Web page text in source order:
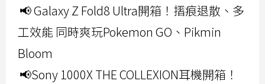
📢 Galaxy Z Fold8 Ultra開箱！摺痕退散、多
工效能 同時爽玩Pokemon GO、Pikmin
Bloom
📢Sony 1000X THE COLLEXION耳機開箱！